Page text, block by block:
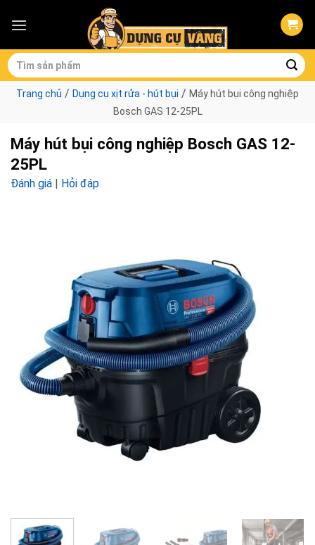
Tìm
kiếm:
Trang chủ / Dụng cụ xịt rửa - hút bụi / Máy hút bụi công nghiệp
Bosch GAS 12-25PL
Máy hút bụi công nghiệp Bosch GAS 12-
25PL
Đánh giá | Hỏi đáp